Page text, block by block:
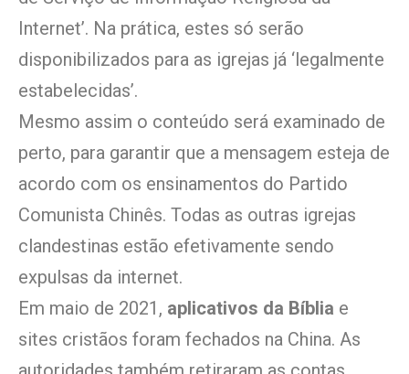
Internet’. Na prática, estes só serão
disponibilizados para as igrejas já ‘legalmente
estabelecidas’.
Mesmo assim o conteúdo será examinado de
perto, para garantir que a mensagem esteja de
acordo com os ensinamentos do Partido
Comunista Chinês. Todas as outras igrejas
clandestinas estão efetivamente sendo
expulsas da internet.
Em maio de 2021, aplicativos da Bíblia e
sites cristãos foram fechados na China. As